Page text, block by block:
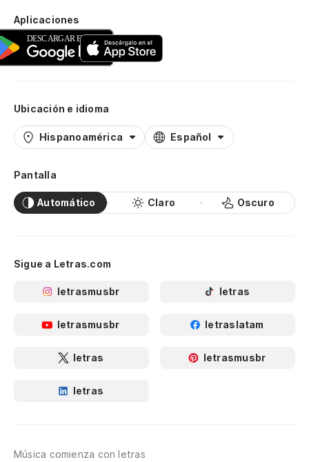
Aplicaciones
Ubicación e idioma
Hispanoamérica Español
Pantalla
Automático Claro Oscuro
Sigue a Letras.com
letrasmusbr letras
letrasmusbr letraslatam
letras letrasmusbr
letras
Música comienza con letras